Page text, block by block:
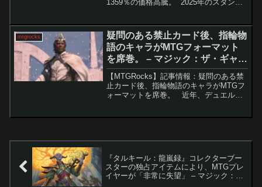
1359％の価格高騰。 2025年のスタンダ
ーマット全体を劇的に変えるには至りま
せんでした...
mtgrocks
疑問のある禁止カード後、指輪物
語のキャラがMTGフォーマット
を席巻。 – マジック：ザ・ギャザ
リング
【MTGRocks】記事情報：疑問のある禁
止カード後、指輪物語のキャラがMTGフ
ォーマットを席巻。 近年、デュエルコ
『タルキール：龍嵐録』コレクターブー
スターの独占アイテムにより、MTGプレ
イヤーが「非常に失望」 – マジック：